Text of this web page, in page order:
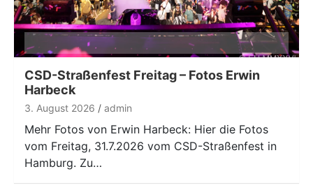
CSD-Straßenfest Freitag – Fotos Erwin
Harbeck
3. August 2026 admin
Mehr Fotos von Erwin Harbeck: Hier die Fotos
vom Freitag, 31.7.2026 vom CSD-Straßenfest in
Hamburg. Zu…